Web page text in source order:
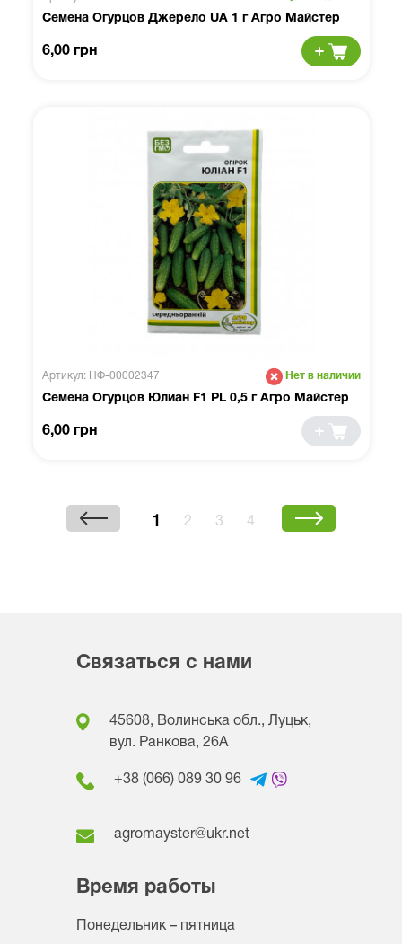
Семена Огурцов Джерело UA 1 г Агро Майстер
6,00 грн
Артикул: НФ-00002347 Нет в наличии
Семена Огурцов Юлиан F1 PL 0,5 г Агро Майстер
6,00 грн
1 2 3 4
Связаться с нами
45608, Волинська обл., Луцьк,
вул. Ранкова, 26A
+38 (066) 089 30 96
agromayster@ukr.net
Время работы
Понедельник – пятница